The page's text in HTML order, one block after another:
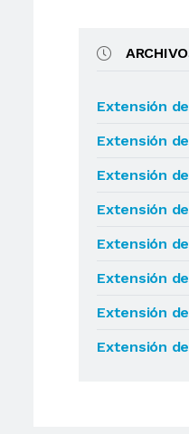
Extensión
Extensión
Extensión
Extensión
Extensión
Extensión
Extensión
Extensión de